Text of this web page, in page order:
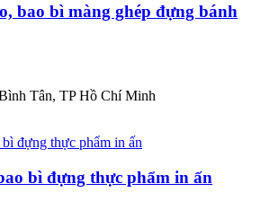
bao bì màng ghép đựng bánh
Tân, TP Hồ Chí Minh
bì đựng thực phẩm in ấn